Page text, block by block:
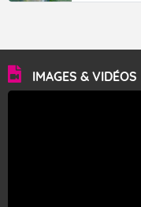
IMAGES & VIDÉOS